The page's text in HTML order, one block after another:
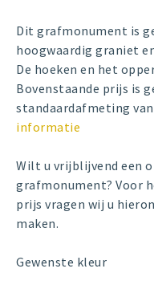
Dit grafmonument is
hoogwaardig graniet
De hoeken en het
Bovenstaande prijs is
standaardafmeting van
informatie
Wilt u vrijblijvend een
grafmonument? Voor
prijs vragen wij u
maken.
Gewenste kleur